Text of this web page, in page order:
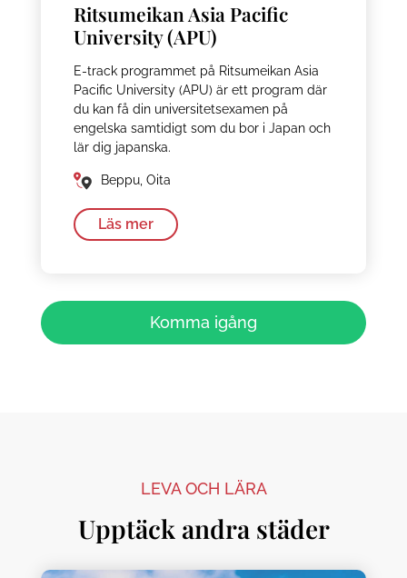
Ritsumeikan Asia Pacific
University (APU)
E-track programmet på Ritsumeikan Asia
Pacific University (APU) är ett program där
du kan få din universitetsexamen på
engelska samtidigt som du bor i Japan och
lär dig japanska.
Beppu, Oita
Läs mer
Komma igång
LEVA OCH LÄRA
Upptäck andra städer